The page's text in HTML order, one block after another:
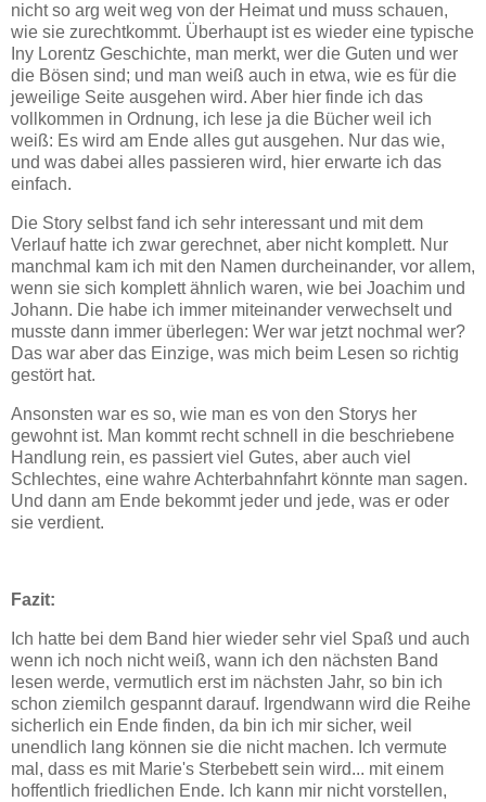
nicht so arg weit weg von der Heimat und muss schauen,
wie sie zurechtkommt. Überhaupt ist es wieder eine typische
Iny Lorentz Geschichte, man merkt, wer die Guten und wer
die Bösen sind; und man weiß auch in etwa, wie es für die
jeweilige Seite ausgehen wird. Aber hier finde ich das
vollkommen in Ordnung, ich lese ja die Bücher weil ich
weiß: Es wird am Ende alles gut ausgehen. Nur das wie,
und was dabei alles passieren wird, hier erwarte ich das
einfach.
Die Story selbst fand ich sehr interessant und mit dem
Verlauf hatte ich zwar gerechnet, aber nicht komplett. Nur
manchmal kam ich mit den Namen durcheinander, vor allem,
wenn sie sich komplett ähnlich waren, wie bei Joachim und
Johann. Die habe ich immer miteinander verwechselt und
musste dann immer überlegen: Wer war jetzt nochmal wer?
Das war aber das Einzige, was mich beim Lesen so richtig
gestört hat.
Ansonsten war es so, wie man es von den Storys her
gewohnt ist. Man kommt recht schnell in die beschriebene
Handlung rein, es passiert viel Gutes, aber auch viel
Schlechtes, eine wahre Achterbahnfahrt könnte man sagen.
Und dann am Ende bekommt jeder und jede, was er oder
sie verdient.
Fazit:
Ich hatte bei dem Band hier wieder sehr viel Spaß und auch
wenn ich noch nicht weiß, wann ich den nächsten Band
lesen werde, vermutlich erst im nächsten Jahr, so bin ich
schon ziemilch gespannt darauf. Irgendwann wird die Reihe
sicherlich ein Ende finden, da bin ich mir sicher, weil
unendlich lang können sie die nicht machen. Ich vermute
mal, dass es mit Marie's Sterbebett sein wird... mit einem
hoffentlich friedlichen Ende. Ich kann mir nicht vorstellen,